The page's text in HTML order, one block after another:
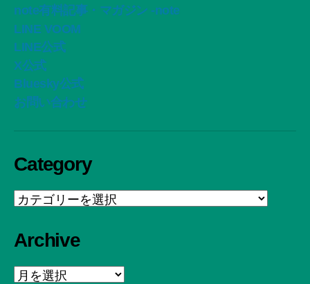
note有料記事・マガジン -note
LINE VOOM
LINE公式
X公式
Bluesky公式
お問い合わせ
Category
Category
Archive
Archive